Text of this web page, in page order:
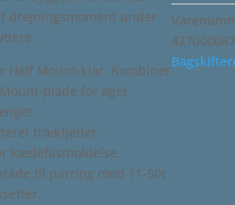
drejningsmoment under
Half Mount-klar. Kombiner
plade for øget
trækfjeder-
kædefastholdelse.
til parring med 11-50t
427000087